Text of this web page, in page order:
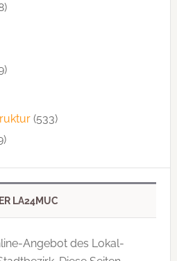
(533)
LA24MUC
Angebot des Lokal-